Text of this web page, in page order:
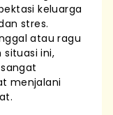
keluarga
stres.
atau ragu
situasi ini,
menjalani